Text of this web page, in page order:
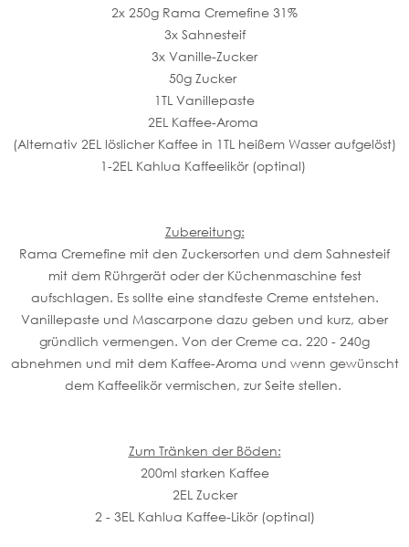
2x 250g Rama Cremefine 31%
3x Sahnesteif
3x Vanille-Zucker
50g Zucker
1TL Vanillepaste
2EL Kaffee-Aroma
(Alternativ 2EL löslicher Kaffee in 1TL heißem Wasser aufgelöst)
1-2EL Kahlua Kaffeelikör (optinal)
Zubereitung:
Rama Cremefine mit den Zuckersorten und dem Sahnesteif
mit dem Rührgerät oder der Küchenmaschine fest
aufschlagen. Es sollte eine standfeste Creme entstehen.
Vanillepaste und Mascarpone dazu geben und kurz, aber
gründlich vermengen. Von der Creme ca. 220 - 240g
abnehmen und mit dem Kaffee-Aroma und wenn gewünscht
dem Kaffeelikör vermischen, zur Seite stellen.
Zum Tränken der Böden:
200ml starken Kaffee
2EL Zucker
2 - 3EL Kahlua Kaffee-Likör (optinal)